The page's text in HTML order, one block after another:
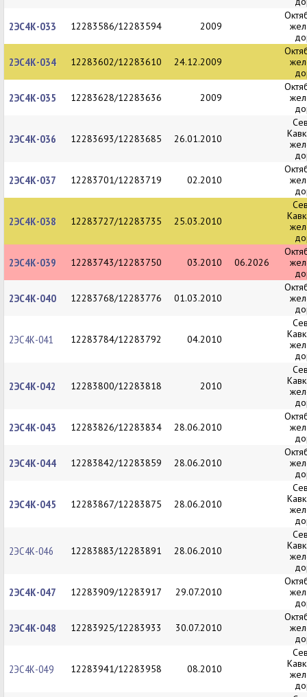
2ЭС4К-033 12283586/12283594 2009
2ЭС4К-034 12283602/12283610 24.12.2009
2ЭС4К-035 12283628/12283636 2009
2ЭС4К-036 12283693/12283685 26.01.2010
2ЭС4К-037 12283701/12283719 02.2010
2ЭС4К-038 12283727/12283735 25.03.2010
2ЭС4К-039 12283743/12283750 03.2010 06.2026
2ЭС4К-040 12283768/12283776 01.03.2010
2ЭС4К-041 12283784/12283792 04.2010
2ЭС4К-042 12283800/12283818 2010
2ЭС4К-043 12283826/12283834 28.06.2010
2ЭС4К-044 12283842/12283859 28.06.2010
2ЭС4К-045 12283867/12283875 28.06.2010
2ЭС4К-046 12283883/12283891 28.06.2010
2ЭС4К-047 12283909/12283917 29.07.2010
2ЭС4К-048 12283925/12283933 30.07.2010
2ЭС4К-049 12283941/12283958 08.2010